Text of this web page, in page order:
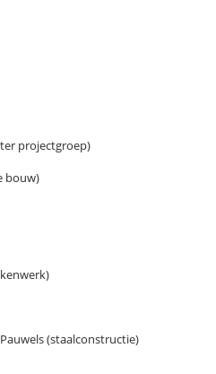
projectgroep)
bouw)
(staalconstructie)